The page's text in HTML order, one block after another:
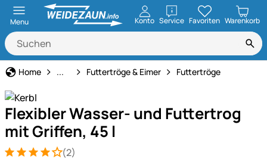
Menu Konto ServiceöffnenFavoriten Warenkorb
Home Kälberaufzucht
... Futtertröge & Eimer Futtertröge
Flexibler Wasser- und Futtertrog
mit Griffen, 45 l
(2)